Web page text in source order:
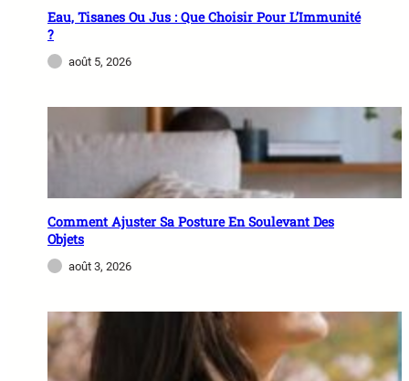
Eau, Tisanes Ou Jus : Que Choisir Pour L’Immunité
?
août 5, 2026
Comment Ajuster Sa Posture En Soulevant Des
Objets
août 3, 2026